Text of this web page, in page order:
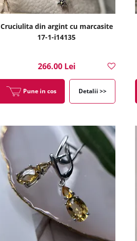
Cruciulita din argint cu marcasite
17-1-i14135
266.00 Lei
Pune in cos Detalii >>